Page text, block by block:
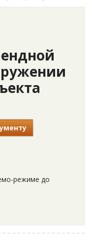
режиме до